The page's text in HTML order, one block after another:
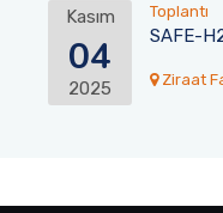
Kasım
04
2025
Toplantı
SAFE-
Ziraat Fakültesi Prof. Dr. Tevfik Aksoy